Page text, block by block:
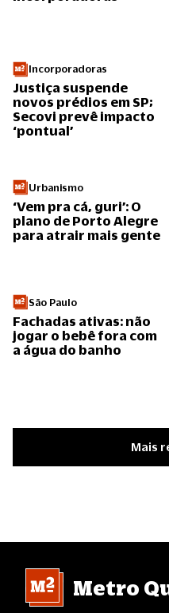
Incorporadoras
Justiça suspende
novos prédios em SP;
Secovi prevê impacto
‘pontual’
Urbanismo
‘Vem pra cá, guri’: O
plano de Porto Alegre
para atrair mais gente
São Paulo
Fachadas ativas: não
jogar o bebê fora com
a água do banho
Mais
Metro